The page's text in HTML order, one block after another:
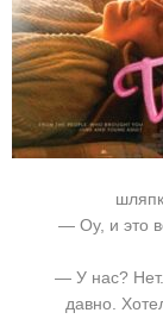
— Оу, и это
— У нас?
давно.